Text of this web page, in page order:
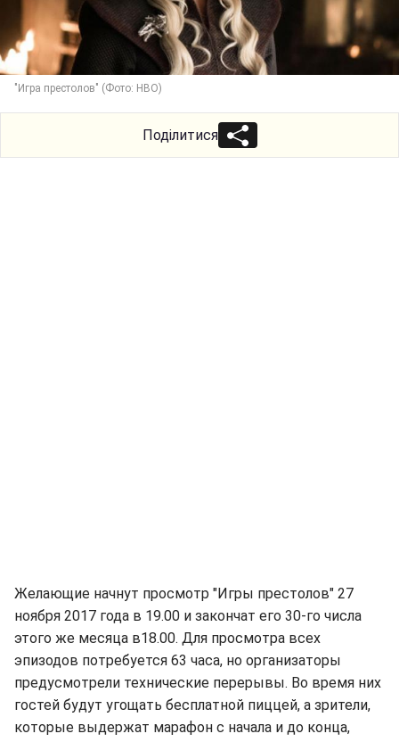
"Игра престолов" (Фото: HBO)
Поділитися
Желающие начнут просмотр "Игры престолов" 27
ноября 2017 года в 19.00 и закончат его 30-го числа
этого же месяца в18.00. Для просмотра всех
эпизодов потребуется 63 часа, но организаторы
предусмотрели технические перерывы. Во время них
гостей будут угощать бесплатной пиццей, а зрители,
которые выдержат марафон с начала и до конца,